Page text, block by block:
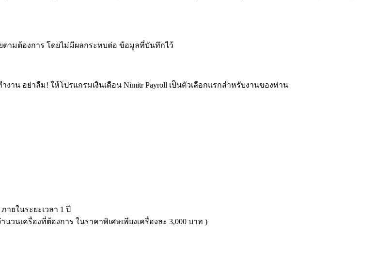
ตามต้องการ โดยไม่มีผลกระทบต่อ ข้อมูลที่บันทึกไว้
น อย่าลืม! ให้โปรแกรมเงินเดือน Nimitr Payroll เป็นตัวเลือกแรกสำหรับงานของท่าน
ายในระยะเวลา 1 ปี
นเครื่องที่ต้องการ ในราคาพิเศษเพียงเครื่องละ 3,000 บาท )